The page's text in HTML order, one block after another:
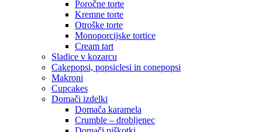
Poročne torte
Kremne torte
Otroške torte
Monoporcijske tortice
Cream tart
Sladice v kozarcu
Cakepopsi, popsiclesi in conepopsi
Makroni
Cupcakes
Domači izdelki
Domača karamela
Crumble – drobljenec